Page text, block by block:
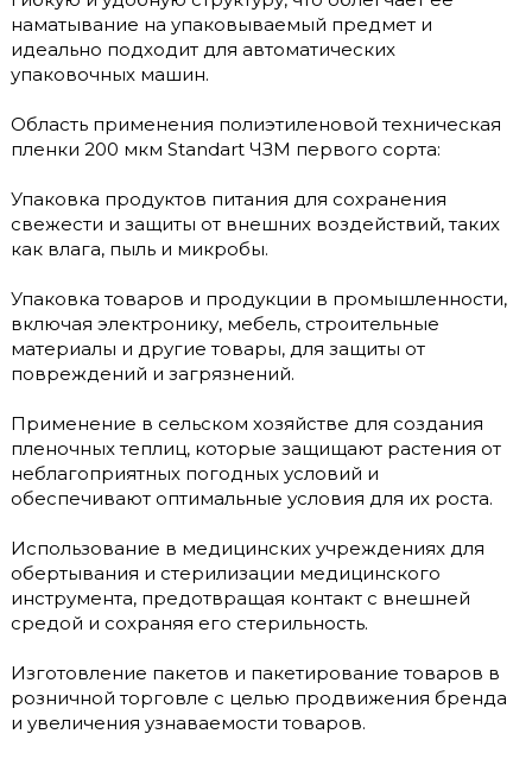
наматывание на упаковываемый предмет и
идеально подходит для автоматических
упаковочных машин.
Область применения полиэтиленовой техническая
пленки 200 мкм Standart ЧЗМ первого сорта:
Упаковка продуктов питания для сохранения
свежести и защиты от внешних воздействий, таких
как влага, пыль и микробы.
Упаковка товаров и продукции в промышленности,
включая электронику, мебель, строительные
материалы и другие товары, для защиты от
повреждений и загрязнений.
Применение в сельском хозяйстве для создания
пленочных теплиц, которые защищают растения от
неблагоприятных погодных условий и
обеспечивают оптимальные условия для их роста.
Использование в медицинских учреждениях для
обертывания и стерилизации медицинского
инструмента, предотвращая контакт с внешней
средой и сохраняя его стерильность.
Изготовление пакетов и пакетирование товаров в
розничной торговле с целью продвижения бренда
и увеличения узнаваемости товаров.